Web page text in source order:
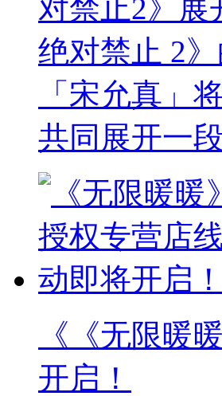
对禁止2》
绝对禁止 2
「宋允真」
共同展开一
《《无限暖
开启！